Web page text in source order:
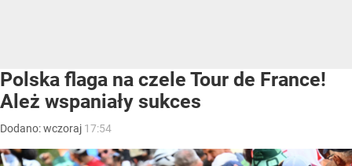
Polska flaga na czele Tour de France!
Ależ wspaniały sukces
Dodano:wczoraj 17:54